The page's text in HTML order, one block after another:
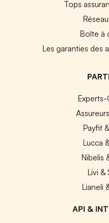
Tops
Boîte à
Les garanties des
Payfit
Lucca
Nibelis
Livi &
Lianeli
API &